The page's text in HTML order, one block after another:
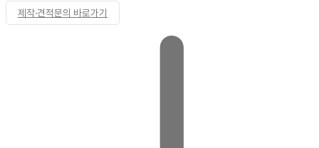
제작·견적문의 바로가기